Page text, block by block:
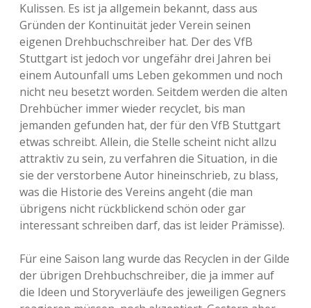
Kulissen. Es ist ja allgemein bekannt, dass aus
Gründen der Kontinuität jeder Verein seinen
eigenen Drehbuchschreiber hat. Der des VfB
Stuttgart ist jedoch vor ungefähr drei Jahren bei
einem Autounfall ums Leben gekommen und noch
nicht neu besetzt worden. Seitdem werden die alten
Drehbücher immer wieder recyclet, bis man
jemanden gefunden hat, der für den VfB Stuttgart
etwas schreibt. Allein, die Stelle scheint nicht allzu
attraktiv zu sein, zu verfahren die Situation, in die
sie der verstorbene Autor hineinschrieb, zu blass,
was die Historie des Vereins angeht (die man
übrigens nicht rückblickend schön oder gar
interessant schreiben darf, das ist leider Prämisse).
Für eine Saison lang wurde das Recyclen in der Gilde
der übrigen Drehbuchschreiber, die ja immer auf
die Ideen und Storyverläufe des jeweiligen Gegners